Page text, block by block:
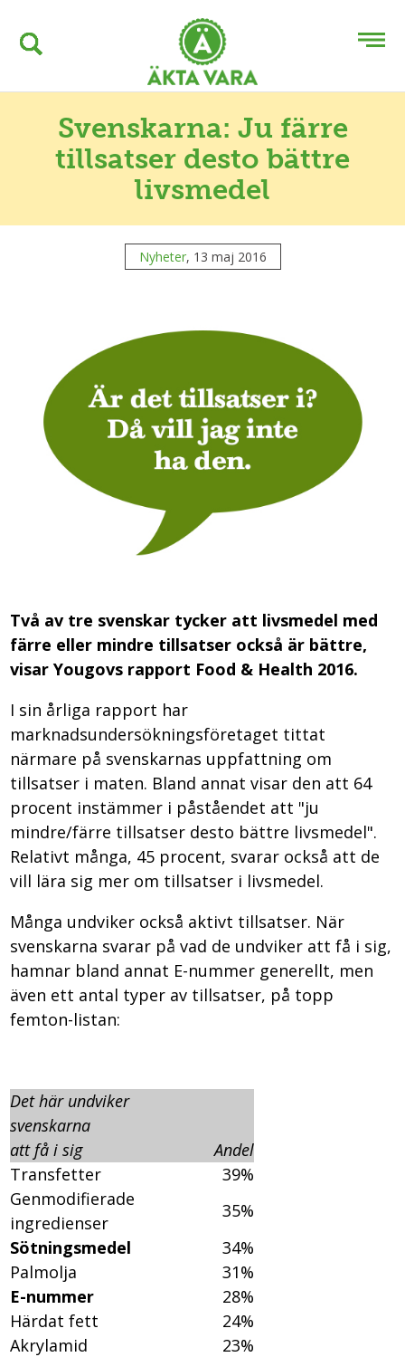
Svenskarna: Ju färre
tillsatser desto bättre
livsmedel
Nyheter, 13 maj 2016
Två av tre svenskar tycker att livsmedel med
färre eller mindre tillsatser också är bättre,
visar Yougovs rapport Food & Health 2016.
I sin årliga rapport har
marknadsundersökningsföretaget tittat
närmare på svenskarnas uppfattning om
tillsatser i maten. Bland annat visar den att 64
procent instämmer i påståendet att "ju
mindre/färre tillsatser desto bättre livsmedel".
Relativt många, 45 procent, svarar också att de
vill lära sig mer om tillsatser i livsmedel.
Många undviker också aktivt tillsatser. När
svenskarna svarar på vad de undviker att få i sig,
hamnar bland annat E-nummer generellt, men
även ett antal typer av tillsatser, på topp
femton-listan:
Det här undviker
svenskarna
att få i sig
Andel
Transfetter
39%
Genmodifierade
ingredienser
35%
Sötningsmedel
34%
Palmolja
31%
E-nummer
28%
Härdat fett
24%
Akrylamid
23%